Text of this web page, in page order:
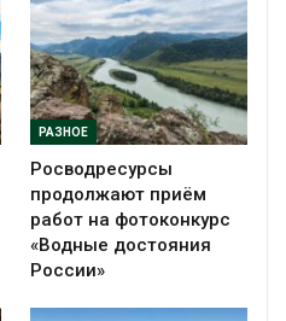
РАЗНОЕ
Росводресурсы
продолжают приём
работ на фотоконкурс
«Водные достояния
России»